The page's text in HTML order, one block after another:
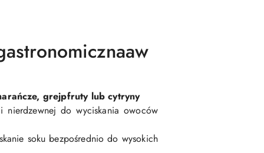
grejpfruty lub cytryny
nierdzewnej do wyciskania owoców
soku bezpośrednio do wysokich